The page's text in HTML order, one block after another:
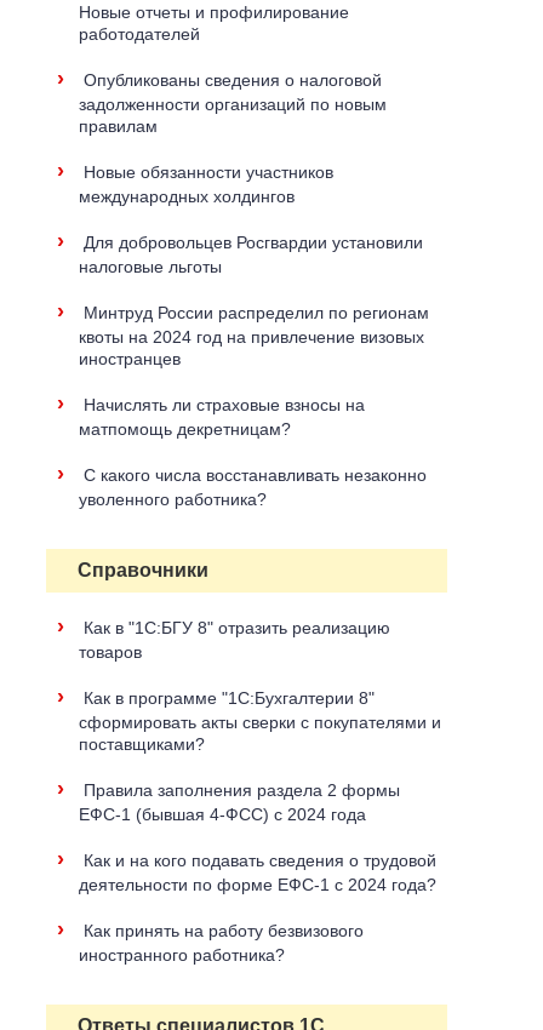
Новые отчеты и профилирование
работодателей
›
Опубликованы сведения о налоговой
задолженности организаций по новым
правилам
›
Новые обязанности участников
международных холдингов
›
Для добровольцев Росгвардии установили
налоговые льготы
›
Минтруд России распределил по регионам
квоты на 2024 год на привлечение визовых
иностранцев
›
Начислять ли страховые взносы на
матпомощь декретницам?
›
С какого числа восстанавливать незаконно
уволенного работника?
Справочники
›
Как в "1С:БГУ 8" отразить реализацию
товаров
›
Как в программе "1С:Бухгалтерии 8"
сформировать акты сверки с покупателями и
поставщиками?
›
Правила заполнения раздела 2 формы
ЕФС-1 (бывшая 4-ФСС) с 2024 года
›
Как и на кого подавать сведения о трудовой
деятельности по форме ЕФС-1 с 2024 года?
›
Как принять на работу безвизового
иностранного работника?
Ответы специалистов 1С